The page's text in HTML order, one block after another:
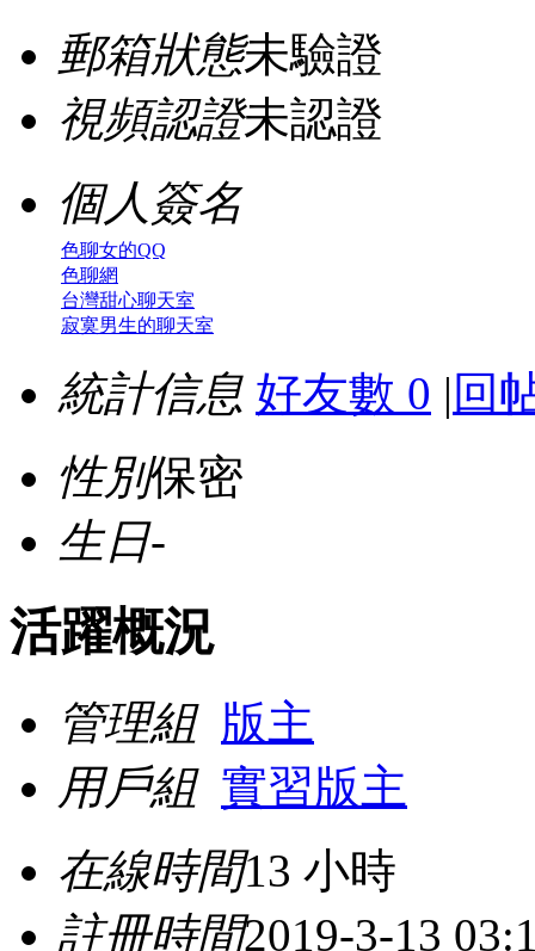
郵箱狀態未驗證
視頻認證未認證
個人簽名
色聊女的QQ
色聊網
台灣甜心聊天室
寂寞男生的聊天室
統計信息 好友數 0 | 回
性別保密
生日-
活躍概況
管理組 版主
用戶組 實習版主
在線時間13 小時
註冊時間2019-3-13